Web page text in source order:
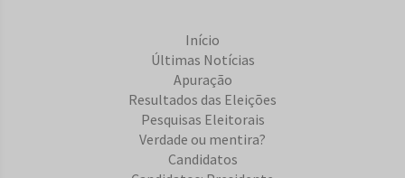
Início
Últimas Notícias
Apuração
Resultados das Eleições
Pesquisas Eleitorais
Verdade ou mentira?
Candidatos